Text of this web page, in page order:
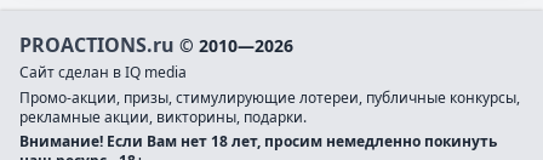
PROACTIONS.ru © 2010—2026
Сайт сделан в IQ media
Промо-акции, призы, стимулирующие лотереи, публичные конкурсы,
рекламные акции, викторины, подарки.
Внимание! Если Вам нет 18 лет, просим немедленно покинуть